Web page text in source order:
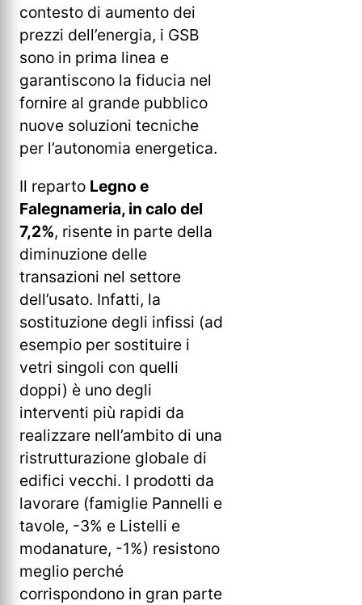
contesto di aumento dei
prezzi dell’energia, i GSB
sono in prima linea e
garantiscono la fiducia nel
fornire al grande pubblico
nuove soluzioni tecniche
per l’autonomia energetica.
Il reparto Legno e
Falegnameria, in calo del
7,2%, risente in parte della
diminuzione delle
transazioni nel settore
dell’usato. Infatti, la
sostituzione degli infissi (ad
esempio per sostituire i
vetri singoli con quelli
doppi) è uno degli
interventi più rapidi da
realizzare nell’ambito di una
ristrutturazione globale di
edifici vecchi. I prodotti da
lavorare (famiglie Pannelli e
tavole, -3% e Listelli e
modanature, -1%) resistono
meglio perché
corrispondono in gran parte